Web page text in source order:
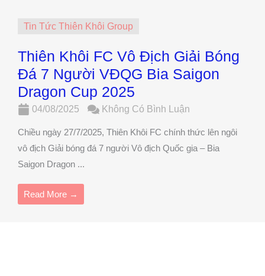
Tin Tức Thiên Khôi Group
Thiên Khôi FC Vô Địch Giải Bóng
Đá 7 Người VĐQG Bia Saigon
Dragon Cup 2025
04/08/2025 Không Có Bình Luận
Chiều ngày 27/7/2025, Thiên Khôi FC chính thức lên ngôi
vô địch Giải bóng đá 7 người Vô địch Quốc gia – Bia
Saigon Dragon ...
Read More →